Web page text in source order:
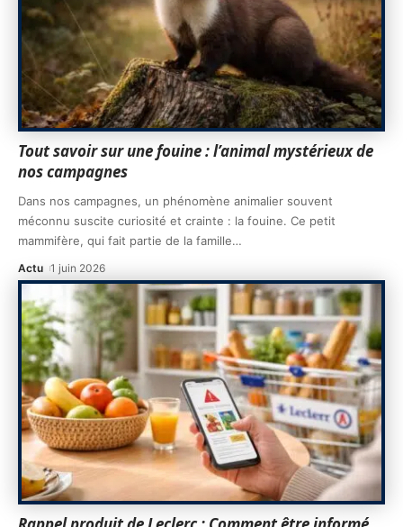
Tout savoir sur une fouine : l’animal mystérieux de
nos campagnes
Dans nos campagnes, un phénomène animalier souvent
méconnu suscite curiosité et crainte : la fouine. Ce petit
mammifère, qui fait partie de la famille…
Actu 1 juin 2026